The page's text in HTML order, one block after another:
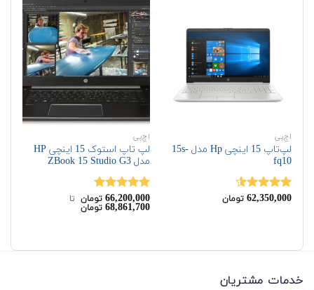
اچ‌پی
لپ‌تاپ 15 اینچی Hp مدل 15s-
fq10
نمره4.50
62,350,000 تومان
اچ‌پی
لپ تاپ استوک 15 اینچی HP
مدل ZBook 15 Studio G3
نمره5.00
از 5
66,200,000 تومان‌ تا ‌
68,861,700 تومان
خدمات مشتریان